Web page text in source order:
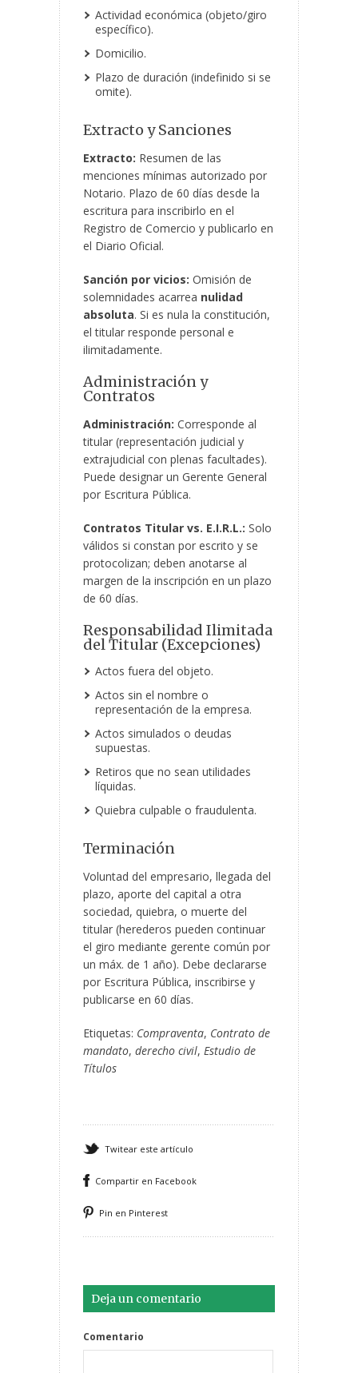
Actividad económica (objeto/giro
específico).
Domicilio.
Plazo de duración (indefinido si se
omite).
Extracto y Sanciones
Extracto: Resumen de las
menciones mínimas autorizado por
Notario. Plazo de 60 días desde la
escritura para inscribirlo en el
Registro de Comercio y publicarlo en
el Diario Oficial.
Sanción por vicios: Omisión de
solemnidades acarrea nulidad
absoluta. Si es nula la constitución,
el titular responde personal e
ilimitadamente.
Administración y
Contratos
Administración: Corresponde al
titular (representación judicial y
extrajudicial con plenas facultades).
Puede designar un Gerente General
por Escritura Pública.
Contratos Titular vs. E.I.R.L.: Solo
válidos si constan por escrito y se
protocolizan; deben anotarse al
margen de la inscripción en un plazo
de 60 días.
Responsabilidad Ilimitada
del Titular (Excepciones)
Actos fuera del objeto.
Actos sin el nombre o
representación de la empresa.
Actos simulados o deudas
supuestas.
Retiros que no sean utilidades
líquidas.
Quiebra culpable o fraudulenta.
Terminación
Voluntad del empresario, llegada del
plazo, aporte del capital a otra
sociedad, quiebra, o muerte del
titular (herederos pueden continuar
el giro mediante gerente común por
un máx. de 1 año). Debe declararse
por Escritura Pública, inscribirse y
publicarse en 60 días.
Etiquetas: Compraventa, Contrato de
mandato, derecho civil, Estudio de
Títulos
Twitear este artículo
Compartir en Facebook
Pin en Pinterest
Deja un comentario
Comentario